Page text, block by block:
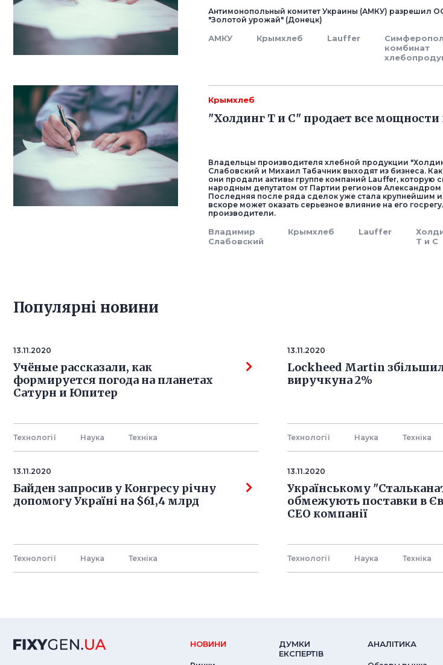
Антимонопольный комитет Украины (АМКУ) разрешил
"Золотой урожай" (Донецк)
АМКУ Крымхлеб Lauffer
комбинат
Крымхлеб
"Холдинг Т и С" продает все мощности
Владельцы производителя хлебной продукции
Слабовский и Михаил Табачник выходят из бизнеса.
они продали активы группе компаний Lauffer, которую
народным депутатом от Партии регионов
Последняя после ряда сделок уже стала крупнейшим
вскоре может оказать серьезное влияние на его
производители.
Владимир
Слабовский
Крымхлеб Lauffer
Т и С
Популярнi новини
13.11.2020
Учёные рассказали, как
формируется погода на планетах
Сатурн и Юпитер
Технології Наука Технiка
13.11.2020
Lockheed Martin
виручкуна 2%
Технології Наука Технiка
13.11.2020
Байден запросив у Конгресу річну
допомогу Україні на $61,4 млрд
Технології Наука Технiка
13.11.2020
Українському
обмежують поставки в
СЕО компанії
Технології Наука Технiка
НОВИНИ
ДУМКИ
ЕКСПЕРТIВ
АНАЛIТИКА